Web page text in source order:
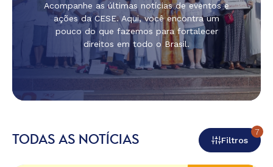
Acompanhe as últimas notícias de eventos e
ações da CESE. Aqui, você encontra um
pouco do que fazemos para fortalecer
direitos em todo o Brasil.
TODAS AS NOTÍCIAS Filtros
7